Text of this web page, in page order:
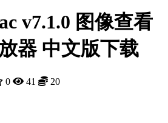
v7.1.0 图像查看
器 中文版下载
0 41 20